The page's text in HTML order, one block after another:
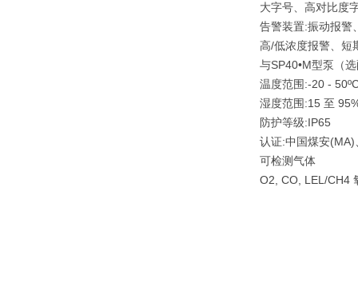
大字号、高对比度
告警装置:振动报警
高/低浓度报警、短
与SP40•M型泵（
温度范围:-20 -
湿度范围:15 至
防护等级:IP65
认证:中国煤安
可检测气体
O2, CO, LEL/CH4